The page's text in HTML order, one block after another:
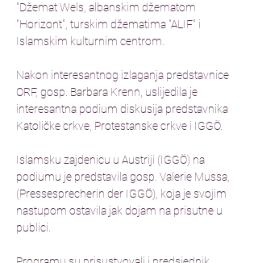
"Džemat Wels, albanskim džematom
"Horizont", turskim džematima "ALIF" i
Islamskim kulturnim centrom.
Nakon interesantnog izlaganja predstavnice
ORF, gosp. Barbara Krenn, uslijedila je
interesantna podium diskusija predstavnika
Katoličke crkve, Protestanske crkve i IGGÖ.
Islamsku zajdenicu u Austriji (IGGÖ) na
podiumu je predstavila gosp. Valerie Mussa,
(Pressesprecherin der IGGÖ), koja je svojim
nastupom ostavila jak dojam na prisutne u
publici.